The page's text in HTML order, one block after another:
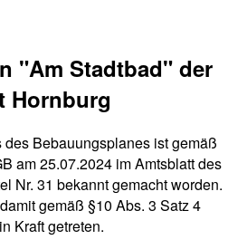
"Am Stadtbad" der
Hornburg
Bebauungsplanes ist gemäß
am 25.07.2024 im Amtsblatt des
Nr. 31 bekannt gemacht worden.
gemäß §10 Abs. 3 Satz 4
Kraft getreten.